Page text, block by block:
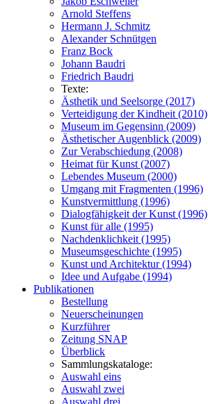
Arnold Steffens
Hermann J. Schmitz
Alexander Schnütgen
Franz Bock
Johann Baudri
Friedrich Baudri
Texte:
Ästhetik und Seelsorge (2017)
Verteidigung der Kindheit (2010)
Museum im Gegensinn (2009)
Ästhetischer Augenblick (2009)
Zur Verabschiedung (2008)
Heimat für Kunst (2007)
Lebendes Museum (2000)
Umgang mit Fragmenten (1996)
Kunstvermittlung (1996)
Dialogfähigkeit der Kunst (1996)
Kunst für alle (1995)
Nachdenklichkeit (1995)
Museumsgeschichte (1995)
Kunst und Architektur (1994)
Idee und Aufgabe (1994)
Publikationen
Bestellung
Neuerscheinungen
Kurzführer
Zeitung SNAP
Überblick
Sammlungskataloge:
Auswahl eins
Auswahl zwei
Auswahl drei